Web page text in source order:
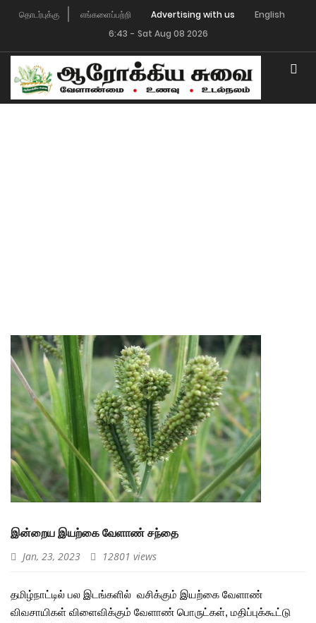
தொடர்புக்கு எங்களைப்பற்றி Advertising with us
English
6:43 - Sat Aug 08 2026
இன்றைய இயற்கை வேளாண் சந்தை
Jan, 23, 2023 12801 views
தமிழ்நாட்டில் பல இடங்களில் வசிக்கும் இயற்கை வேளாண்
விவசாயிகள் விளைவிக்கும் வேளாண் பொருட்கள், மதிப்புக்கூட்டு